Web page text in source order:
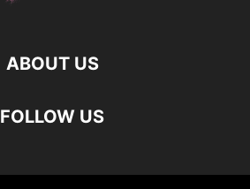
ABOUT US
FOLLOW US